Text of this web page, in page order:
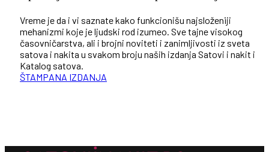
Vreme je da i vi saznate kako funkcionišu najsloženiji
mehanizmi koje je ljudski rod izumeo. Sve tajne visokog
časovničarstva, ali i brojni noviteti i zanimljivosti iz sveta
satova i nakita u svakom broju naših izdanja Satovi i nakit i
Katalog satova.
ŠTAMPANA IZDANJA